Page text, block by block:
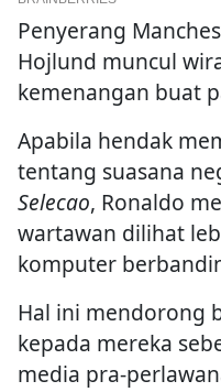
Penyerang
Hojlund muncul
kemenangan buat
Apabila hendak
tentang suasana
Selecao, Ronaldo
wartawan dilihat
komputer
Hal ini mendorong
kepada mereka
media pra-